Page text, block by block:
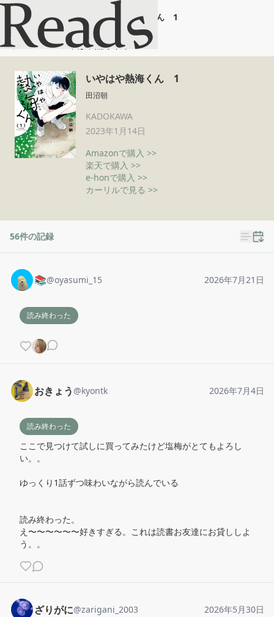
いやはや熱海くん 1
ホーム いやはや熱海くん 1
いやはや熱海くん 1
田沼朝
KADOKAWA
2023年1月14日
Amazonで購入 >>
楽天で購入 >>
e-honで購入 >>
カーリルで見る >>
56件の記録
📚@oyasumi_15 2026年7月21日
読み終わった
おきょう @kyontk 2026年7月4日
読み終わった
ここで見つけて試しに買ってみたけど塩梅がとてもよろし
い。。
ゆっくり1話ずつ味わいながら読んでいる
読み終わった。
え〜〜〜〜〜〜好きすぎる。これは読書お友達にお貸ししよ
う。。
ざりがに@zarigani_2003 2026年5月30日